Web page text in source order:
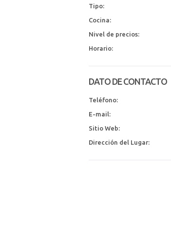
Tipo:
Cocina:
Nivel de precios:
Horario:
DATO DE CONTACTO
Teléfono:
E-mail:
Sitio Web:
Dirección del Lugar: